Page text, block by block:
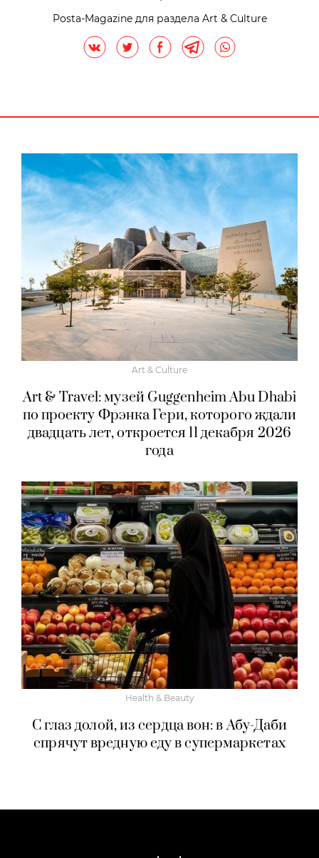
Posta-Magazine для раздела Art & Culture
Art & Culture
Art & Travel: музей Guggenheim Abu Dhabi
по проекту Фрэнка Гери, которого ждали
двадцать лет, откроется 11 декабря 2026
года
Health & Beauty
С глаз долой, из сердца вон: в Абу-Даби
спрячут вредную еду в супермаркетах